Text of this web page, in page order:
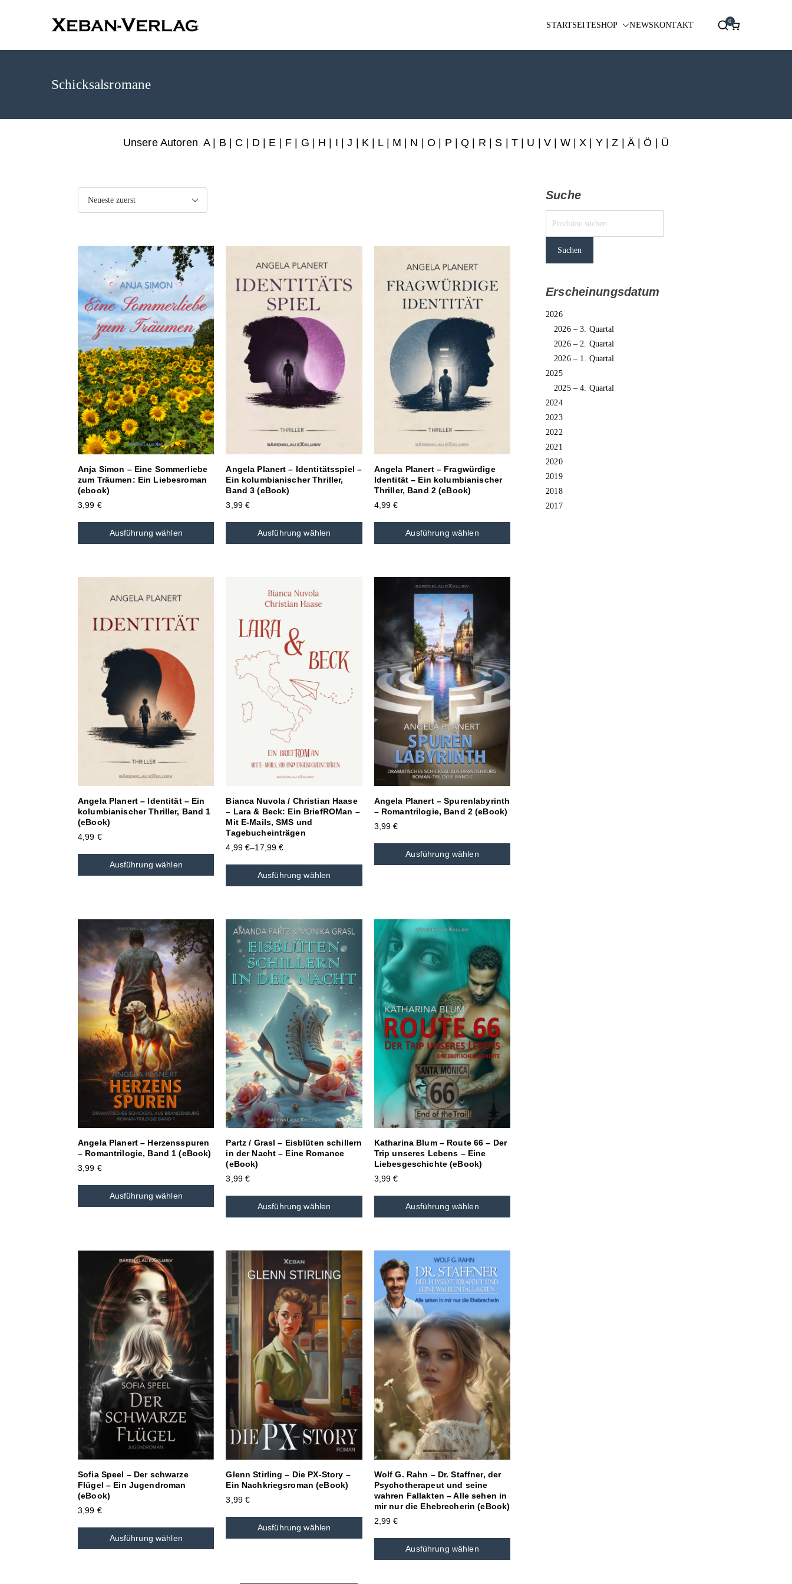
STARTSEITESHOP NEWSKONTAKT 0
Schicksalsromane
Unsere AutorenA| B C D E F G H I |J K| L| M N |O P |Q R S T U V W|X Y|Z Ä| Ö | Ü
Anja Simon – Eine Sommerliebe
zum Träumen: Ein Liebesroman
(ebook)
3,99 €
Ausführung wählen
Angela Planert – Identitätsspiel –
Ein kolumbianischer Thriller,
Band 3 (eBook)
3,99€
Ausführung wählen
Angela Planert – Fragwürdige
Identität – Ein kolumbianischer
Thriller, Band 2 (eBook)
4,99€
Ausführung wählen
Angela Planert – Identität – Ein
kolumbianischer Thriller, Band 1
(eBook)
4,99 €
Ausführung wählen
Bianca Nuvola / Christian Haase
– Lara & Beck: Ein BriefROMan –
Mit E-Mails, SMS und
Tagebucheinträgen
4,99€–17,99€
Ausführung wählen
Angela Planert – Spurenlabyrinth
– Romantrilogie, Band 2 (eBook)
3,99€
Ausführung wählen
Angela Planert – Herzensspuren
– Romantrilogie, Band 1 (eBook)
3,99 €
Ausführung wählen
Partz / Grasl – Eisblüten schillern
in der Nacht – Eine Romance
(eBook)
3,99€
Ausführung wählen
Katharina Blum – Route 66 – Der
Trip unseres Lebens – Eine
Liebesgeschichte (eBook)
3,99€
Ausführung wählen
Sofia Speel – Der schwarze
Flügel – Ein Jugendroman
(eBook)
3,99 €
Ausführung wählen
Glenn Stirling – Die PX-Story –
Ein Nachkriegsroman (eBook)
3,99€
Ausführung wählen
Wolf G. Rahn – Dr. Staffner, der
Psychotherapeut und seine
wahren Fallakten – Alle sehen in
mir nur die Ehebrecherin (eBook)
2,99€
Ausführung wählen
Suche
Suchen
Erscheinungsdatum
2026
2026 – 3. Quartal
2026 – 2. Quartal
2026 – 1. Quartal
2025
2025 – 4. Quartal
2024
2023
2022
2021
2020
2019
2018
2017